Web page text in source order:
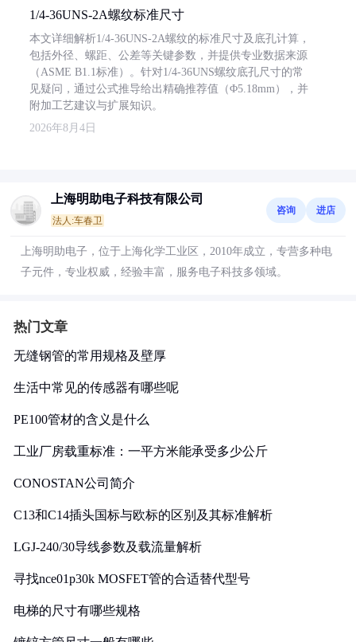
1/4-36UNS-2A螺纹标准尺寸
本文详细解析1/4-36UNS-2A螺纹的标准尺寸及底孔计算，
包括外径、螺距、公差等关键参数，并提供专业数据来源
（ASME B1.1标准）。针对1/4-36UNS螺纹底孔尺寸的常
见疑问，通过公式推导给出精确推荐值（Φ5.18mm），并
附加工艺建议与扩展知识。
2026年8月4日
上海明助电子科技有限公司
法人:车春卫
咨询 进店
上海明助电子，位于上海化学工业区，2010年成立，专营多种电
子元件，专业权威，经验丰富，服务电子科技多领域。
热门文章
无缝钢管的常用规格及壁厚
生活中常见的传感器有哪些呢
PE100管材的含义是什么
工业厂房载重标准：一平方米能承受多少公斤
CONOSTAN公司简介
C13和C14插头国标与欧标的区别及其标准解析
LGJ-240/30导线参数及载流量解析
寻找nce01p30k MOSFET管的合适替代型号
电梯的尺寸有哪些规格